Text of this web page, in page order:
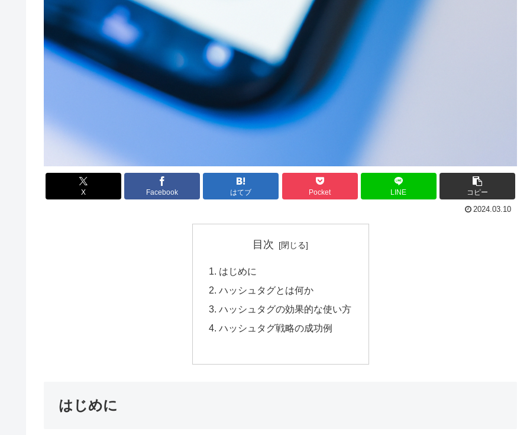
X Facebook はてブ Pocket LINE コピー
2024.03.10
目次
はじめに
ハッシュタグとは何か
ハッシュタグの効果的な使い方
ハッシュタグ戦略の成功例
はじめに